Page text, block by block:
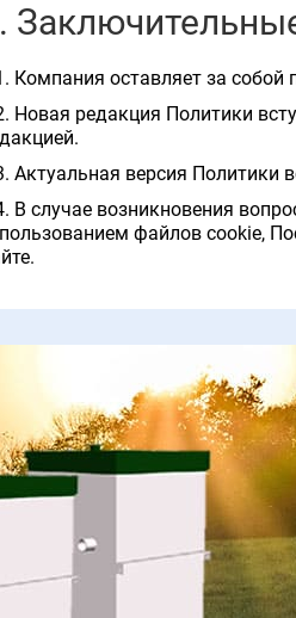
Компания оставляет за
Новая редакция Политики
Актуальная версия Политики
В случае возникновения
файлов cookie,